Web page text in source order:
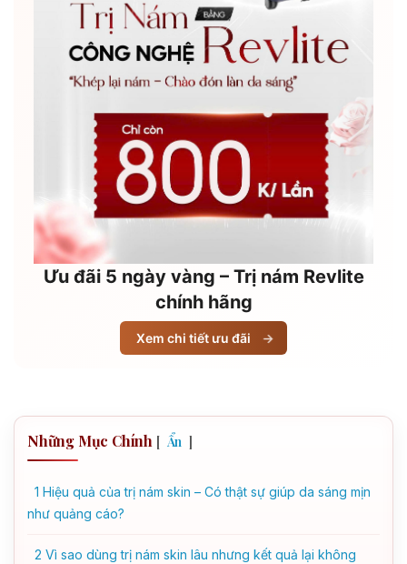
Ưu đãi 5 ngày vàng – Trị nám Revlite
chính hãng
Xem chi tiết ưu đãi →
Những Mục Chính [ Ẩn ]
1 Hiệu quả của trị nám skin – Có thật sự giúp da sáng mịn
như quảng cáo?
2 Vì sao dùng trị nám skin lâu nhưng kết quả lại không